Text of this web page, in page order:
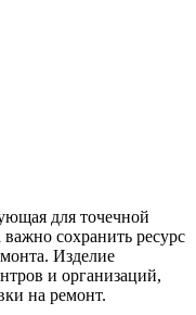
для точечной
важно сохранить ресурс
Изделие
и организаций,
на ремонт.